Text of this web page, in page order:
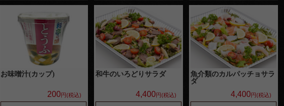
お味噌汁(カップ)
200円(税込)
和牛のいろどりサラダ
4,400円(税込)
魚介類のカルパッチョサラ
ダ
4,400円(税込)